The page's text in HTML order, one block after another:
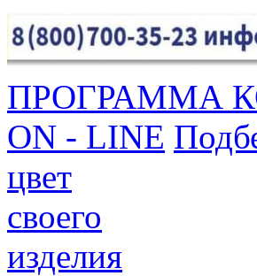
ПРОГРАММА
ON - LINE
цвет
своего
изделия